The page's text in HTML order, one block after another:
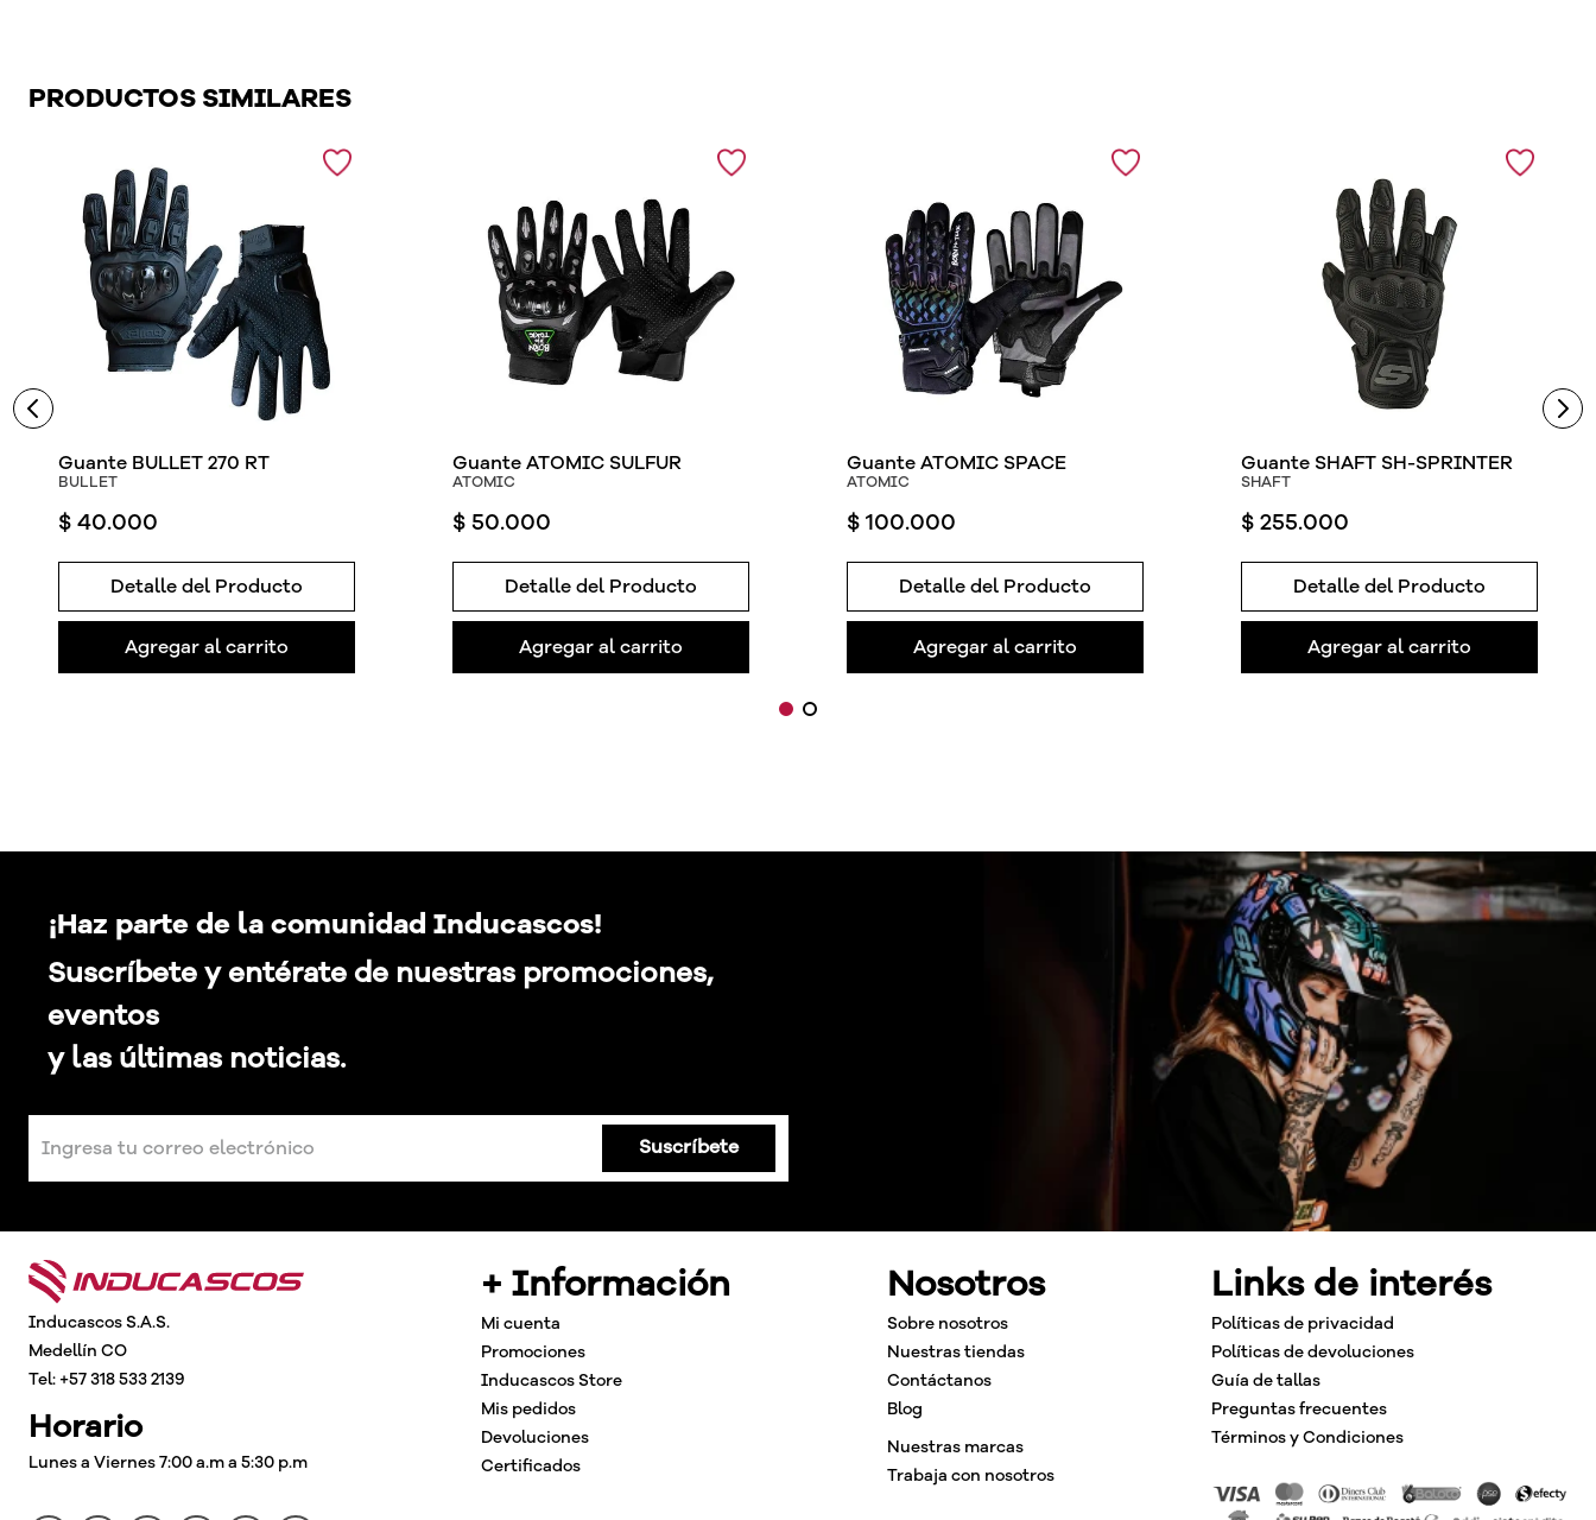
PRODUCTOS SIMILARES
Guante BULLET 270 RT
BULLET
$ 40.000
Detalle del Producto
Agregar al carrito
Guante ATOMIC SULFUR
ATOMIC
$ 50.000
Detalle del Producto
Agregar al carrito
Guante ATOMIC SPACE
ATOMIC
$ 100.000
Detalle del Producto
Agregar al carrito
Guante SHAFT SH-SPRINTER
SHAFT
$ 255.000
Detalle del Producto
Agregar al carrito
¡Haz parte de la comunidad Inducascos!
Suscríbete y entérate de nuestras promociones,
eventos
y las últimas noticias.
Suscríbete
Inducascos S.A.S.
Medellín CO
Tel: +57 318 533 2139
Horario
Lunes a Viernes 7:00 a.m a 5:30 p.m
+ Información
Mi cuenta
Promociones
Inducascos Store
Mis pedidos
Devoluciones
Certificados
Nosotros
Sobre nosotros
Nuestras tiendas
Contáctanos
Blog
Nuestras marcas
Trabaja con nosotros
Links de interés
Políticas de privacidad
Políticas de devoluciones
Guía de tallas
Preguntas frecuentes
Términos y Condiciones